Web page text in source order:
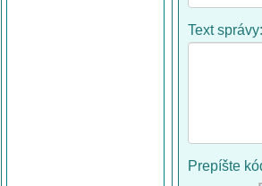
Text správy:
Prepíšte